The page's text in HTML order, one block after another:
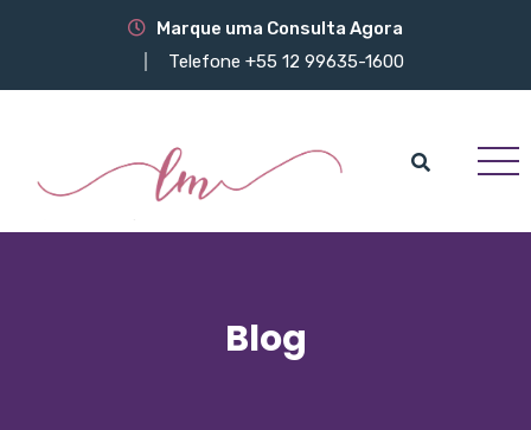
Marque uma Consulta Agora
Telefone +55 12 99635-1600
Blog